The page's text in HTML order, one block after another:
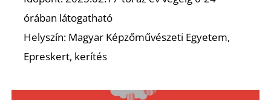
órában látogatható
Helyszín: Magyar Képzőművészeti Egyetem,
Epreskert, kerítés